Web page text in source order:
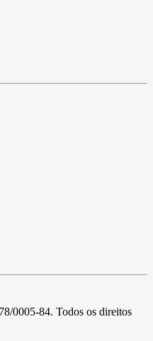
0005-84. Todos os direitos